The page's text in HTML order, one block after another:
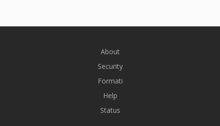
About
Security
Formati
Help
Status